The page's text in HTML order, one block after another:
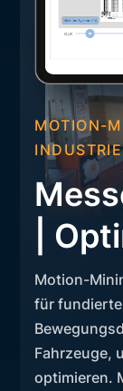
MOTION-
|
Motion-
für
Fahrzeuge,
optimieren.